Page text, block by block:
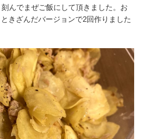
んでまぜご飯にして頂きました。お
きざんだバージョンで2回作りました